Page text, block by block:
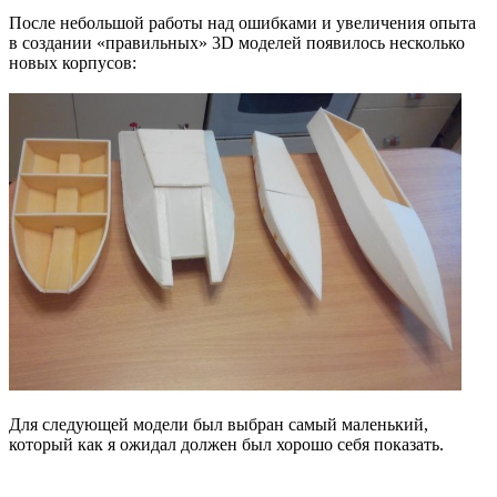
После небольшой работы над ошибками и увеличения опыта
в создании «правильных» 3D моделей появилось несколько
новых корпусов:
Для следующей модели был выбран самый маленький,
который как я ожидал должен был хорошо себя показать.